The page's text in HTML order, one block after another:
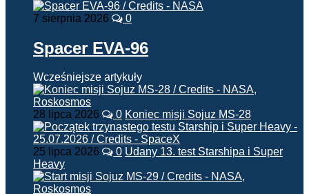
7 sierpnia 2026 0
Spacer EVA-96
Wcześniejsze artykuły
28 lipca 2026 0 Koniec misji Sojuz MS-28
25 lipca 2026 0 Udany 13. test Starshipa i Super
Heavy